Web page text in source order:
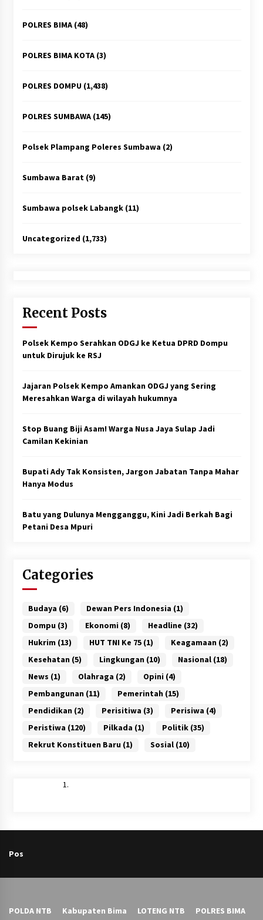
POLRES BIMA(48)
POLRES BIMA KOTA(3)
POLRES DOMPU(1,438)
POLRES SUMBAWA(145)
Polsek Plampang Poleres Sumbawa (2)
Sumbawa Barat(9)
Sumbawa polsek Labangk(11)
Uncategorized (1,733)
Recent Posts
Polsek Kempo Serahkan ODGJ ke Ketua DPRD Dompu
untuk Dirujuk ke RSJ
Jajaran Polsek Kempo Amankan ODGJ yang Sering
Meresahkan Warga di wilayah hukumnya
Stop Buang Biji Asam! Warga Nusa Jaya Sulap Jadi
Camilan Kekinian
Bupati Ady Tak Konsisten, Jargon Jabatan Tanpa Mahar
Hanya Modus
Batu yang Dulunya Mengganggu, Kini Jadi Berkah Bagi
Petani Desa Mpuri
Categories
Budaya (6) Dewan Pers Indonesia (1)
Dompu (3) Ekonomi (8) Headline (32)
Hukrim (13) HUT TNI Ke 75(1) Keagamaan (2)
Kesehatan (5) Lingkungan (10) Nasional(18)
News (1) Olahraga (2) Opini (4)
Pembangunan (11) Pemerintah (15)
Pendidikan (2) Perisitiwa (3) Perisiwa (4)
Peristiwa (120) Pilkada (1) Politik(35)
Rekrut Konstituen Baru (1) Sosial(10)
Pos
POLDA NTB Kabupaten Bima LOTENG NTB
POLRES BIMA